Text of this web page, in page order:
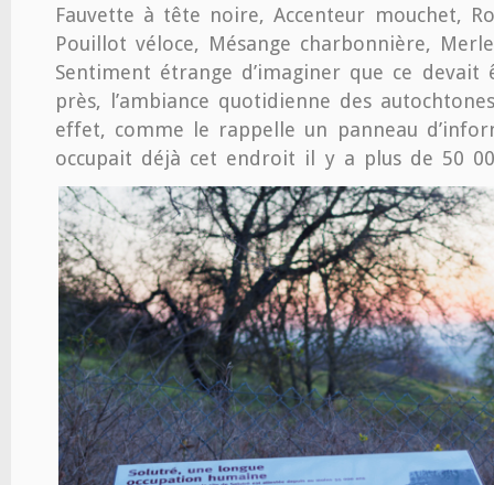
Fauvette à tête noire, Accenteur mouchet,
Pouillot véloce, Mésange charbonnière,
Sentiment étrange d’imaginer que ce devait
près, l’ambiance quotidienne des
effet, comme le rappelle un panneau
occupait déjà cet endroit il y a plus de 50